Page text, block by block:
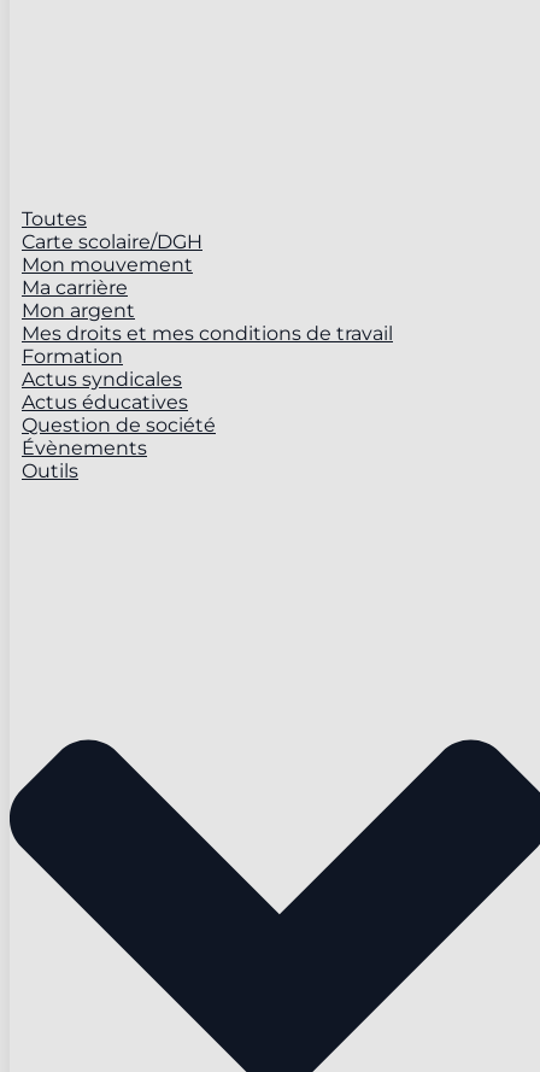
Toutes
Carte scolaire/DGH
Mon mouvement
Ma carrière
Mon argent
Mes droits et mes conditions de travail
Formation
Actus syndicales
Actus éducatives
Question de société
Évènements
Outils